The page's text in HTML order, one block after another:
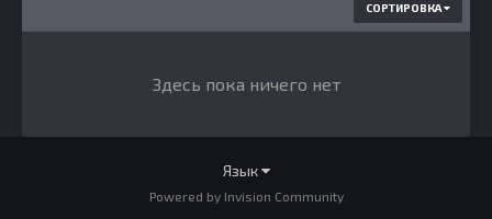
СОРТИРОВКА
Здесь пока ничего нет
Язык
Powered by Invision Community